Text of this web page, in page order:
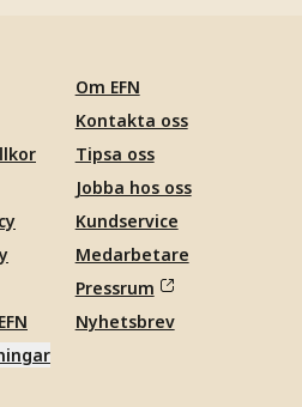
Om EFN
Kontakta oss
Tipsa oss
Jobba hos oss
Kundservice
Medarbetare
Pressrum
Nyhetsbrev